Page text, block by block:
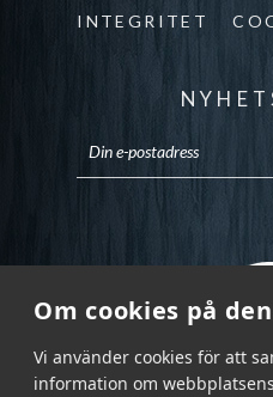
Om cookies på
Vi använder cookies för att
information om
INTEGRITET